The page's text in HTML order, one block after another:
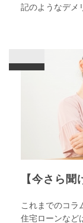
記のようなデメ
【今さら
これまでのコラ
住宅ローンなど